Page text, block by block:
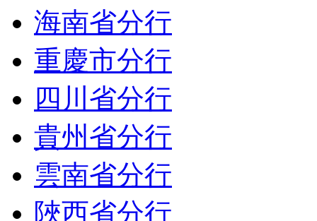
海南省分行
重慶市分行
四川省分行
貴州省分行
雲南省分行
陜西省分行